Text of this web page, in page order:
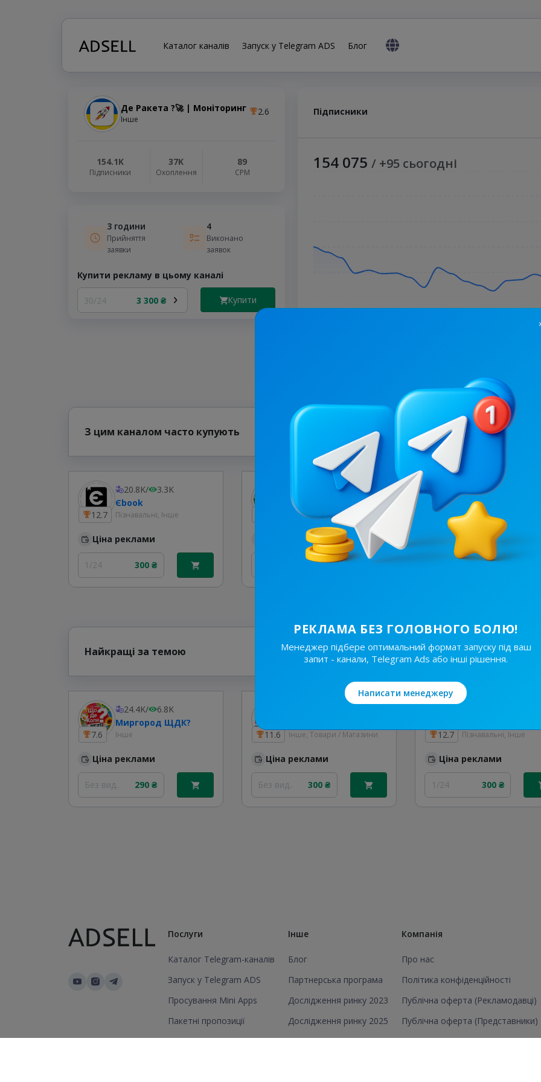
Каталог каналів Запуск у Telegram ADS Блог
Де Ракета ?🚀 | Моніторинг
Інше
2.6
154.1K
Підписники
37K
Охоплення
89
СРМ
3 години
Прийняття
заявки
4
Виконано
заявок
Купити рекламу в цьому каналі
30/24 3 300 ₴ Купити
Підписники
154 075 / +95 сьогодні
З цим каналом часто купують
12.7
20.8K/
3.3K
Єbook
Пізнавальні, Інше
Ціна реклами
1/24 300 ₴
6.8K
Миргород ЩДК?
Інше
Ціна реклами
290 ₴
11.6
20.5K/
ATБ-Маркет
Інше, Товари /
Ціна реклами
300 ₴
Найкращі за темою
7.6
24.4K/
6.8K
Миргород ЩДК?
Інше
Ціна реклами
Без вид.. 290 ₴
11.6 Інше, Товари / Магазини
Ціна реклами
Без вид.. 300 ₴
12.7 Пізнавальні, Інше
Ціна реклами
1/24 300 ₴
Послуги
Каталог Telegram-каналів
Запуск у Telegram ADS
Просування Mini Apps
Пакетні пропозиції
Додати канал/групу
Інше
Блог
Партнерська програма
Дослідження ринку 2023
Дослідження ринку 2025
Компанія
Про нас
Політика конфіденційності
Публічна оферта (Рекламодавці)
Публічна оферта (Представники)
РЕКЛАМА БЕЗ ГОЛОВНОГО БОЛЮ!
Менеджер підбере оптимальний формат запуску під ваш
запит - канали, Telegram Ads або інші рішення.
Написати менеджеру